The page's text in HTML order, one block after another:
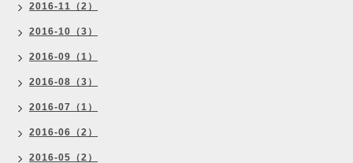
2016-11（2）
2016-10（3）
2016-09（1）
2016-08（3）
2016-07（1）
2016-06（2）
2016-05（2）